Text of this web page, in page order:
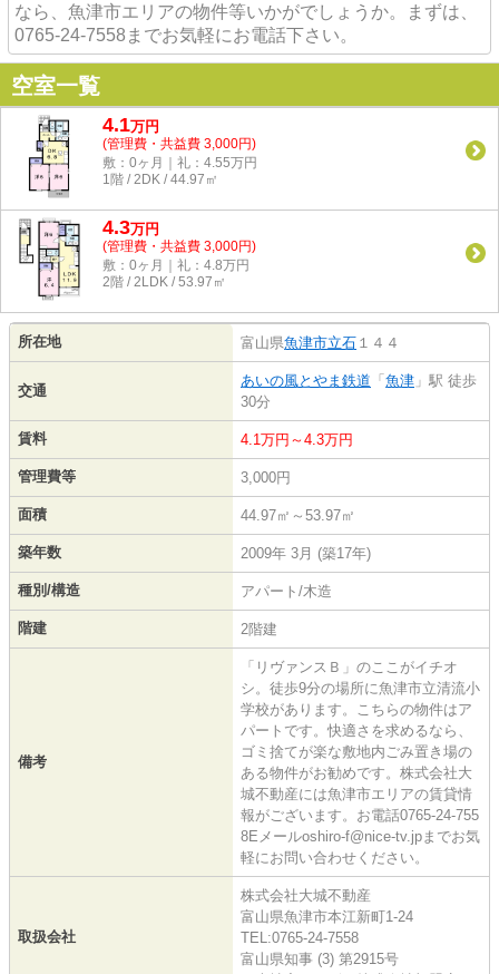
なら、魚津市エリアの物件等いかがでしょうか。まずは、
0765-24-7558までお気軽にお電話下さい。
空室一覧
4.1万円
(管理費・共益費 3,000円)
敷：0ヶ月｜礼：4.55万円
1階 / 2DK / 44.97㎡
4.3万円
(管理費・共益費 3,000円)
敷：0ヶ月｜礼：4.8万円
2階 / 2LDK / 53.97㎡
所在地 富山県魚津市立石 １４４
交通
あいの風とやま鉄道 「 魚津 」駅 徒歩
30分
賃料 4.1万円～4.3万円
管理費等 3,000円
面積 44.97㎡～53.97㎡
築年数 2009年 3月 (築17年)
種別/構造 アパート/木造
階建 2階建
備考
「リヴァンスＢ」のここがイチオ
シ。徒歩9分の場所に魚津市立清流小
学校があります。こちらの物件はア
パートです。快適さを求めるなら、
ゴミ捨てが楽な敷地内ごみ置き場の
ある物件がお勧めです。株式会社大
城不動産には魚津市エリアの賃貸情
報がございます。お電話0765-24-755
8Eメールoshiro-f@nice-tv.jpまでお気
軽にお問い合わせください。
取扱会社
株式会社大城不動産
富山県魚津市本江新町1-24
TEL:0765-24-7558
富山県知事 (3) 第2915号